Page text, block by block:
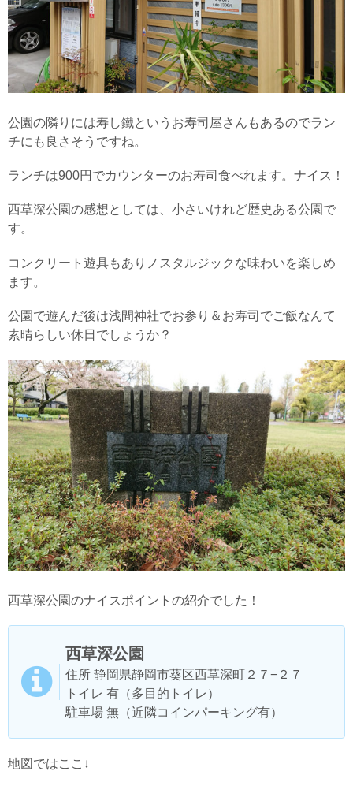
公園の隣りには寿し鐵というお寿司屋さんもあるのでラン
チにも良さそうですね。
ランチは900円でカウンターのお寿司食べれます。ナイス！
西草深公園の感想としては、小さいけれど歴史ある公園で
す。
コンクリート遊具もありノスタルジックな味わいを楽しめ
ます。
公園で遊んだ後は浅間神社でお参り＆お寿司でご飯なんて
素晴らしい休日でしょうか？
西草深公園のナイスポイントの紹介でした！
西草深公園
住所 静岡県静岡市葵区西草深町２７−２７
トイレ 有（多目的トイレ）
駐車場 無（近隣コインパーキング有）
地図ではここ↓